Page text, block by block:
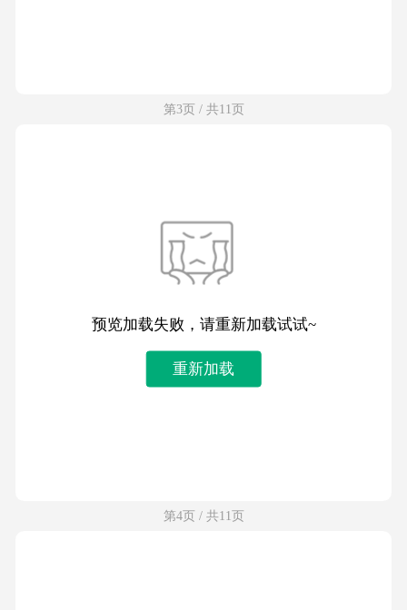
第3页 / 共11页
预览加载失败，请重新加载试试~
重新加载
第4页 / 共11页